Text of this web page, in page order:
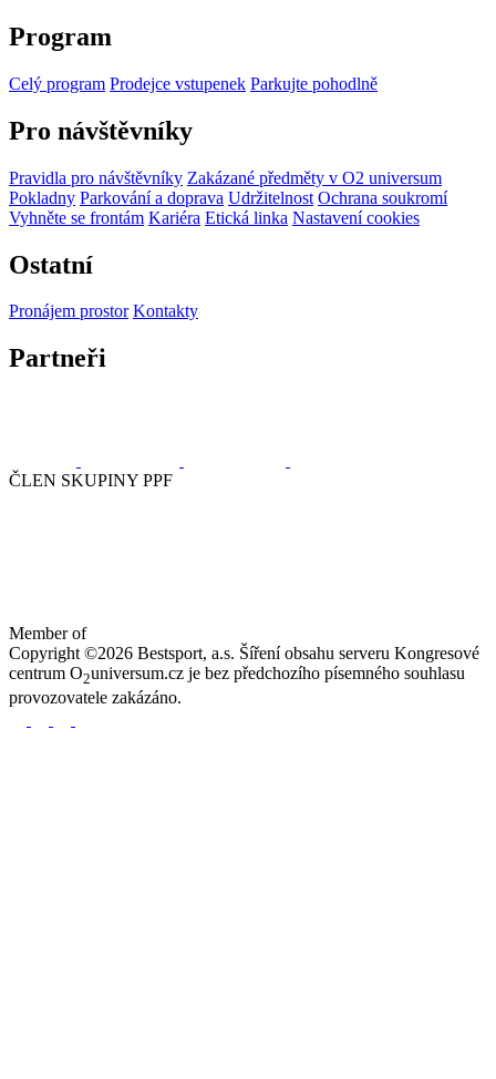
Program
Celý program Prodejce vstupenek Parkujte pohodlně
Pro návštěvníky
Pravidla pro návštěvníky Zakázané předměty v O2 universum
Pokladny Parkování a doprava Udržitelnost Ochrana soukromí
Vyhněte se frontám Kariéra Etická linka Nastavení cookies
Ostatní
Pronájem prostor Kontakty
Partneři
ČLEN SKUPINY PPF
Member of
Copyright ©2026 Bestsport, a.s. Šíření obsahu serveru Kongresové
centrum O2universum.cz je bez předchozího písemného souhlasu
provozovatele zakázáno.